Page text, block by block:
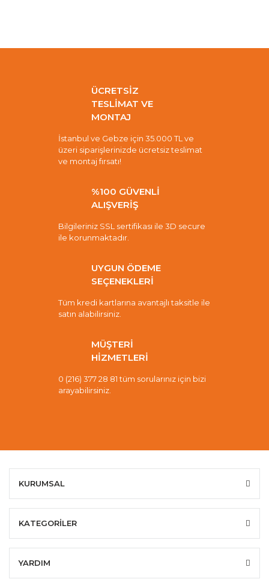
ÜCRETSİZ
TESLİMAT VE
MONTAJ
İstanbul ve Gebze için 35.000 TL ve
üzeri siparişlerinizde ücretsiz teslimat
ve montaj fırsatı!
%100 GÜVENLİ
ALIŞVERİŞ
Bilgileriniz SSL sertifikası ile 3D secure
ile korunmaktadır.
UYGUN ÖDEME
SEÇENEKLERİ
Tüm kredi kartlarına avantajlı taksitle ile
satın alabilirsiniz.
MÜŞTERİ
HİZMETLERİ
0 (216) 377 28 81 tüm sorularınız için bizi
arayabilirsiniz.
KURUMSAL
KATEGORİLER
YARDIM